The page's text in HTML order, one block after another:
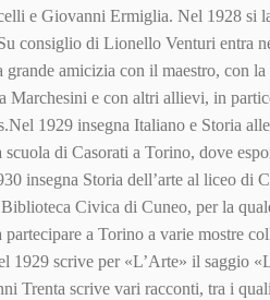
e Giovanni Ermiglia. Nel 1928 si
consiglio di Lionello Venturi entra
grande amicizia con il maestro, con la
Marchesini e con altri allievi, in
1929 insegna Italiano e Storia
scuola di Casorati a Torino, dove
insegna Storia dell’arte al liceo di
Civica di Cuneo, per la
a Torino a varie mostre
1929 scrive per «L’Arte» il saggio
Trenta scrive vari racconti, tra i